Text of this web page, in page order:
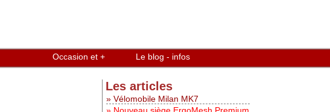
Occasion et + Le blog - infos
Les articles
Vélomobile Milan MK7
Nouveau siège ErgoMesh Premium